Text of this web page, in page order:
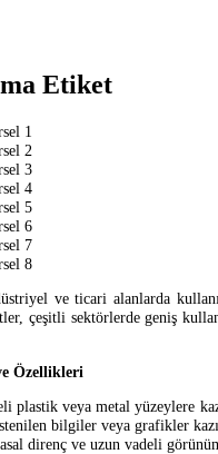
Etiket
ve ticari alanlarda
çeşitli sektörlerde geniş
Özellikleri
plastik veya metal yüzeylere
bilgiler veya grafikler
direnç ve uzun vadeli